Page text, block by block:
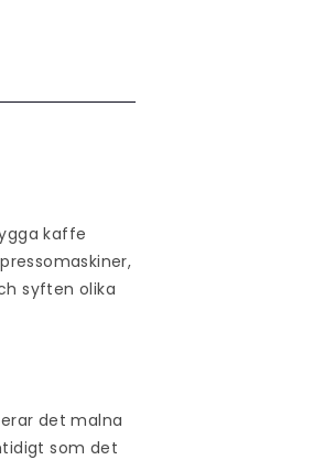
kaffe
syften olika
det malna
som det